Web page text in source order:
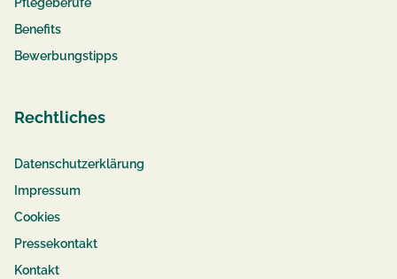
Benefits
Bewerbungstipps
Rechtliches
Datenschutzerklärung
Impressum
Cookies
Pressekontakt
Kontakt